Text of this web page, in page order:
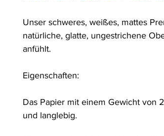
Unser schweres, weißes, mattes
natürliche, glatte, ungestrichene
anfühlt.
Eigenschaften:
Das Papier mit einem Gewicht von
und langlebig.